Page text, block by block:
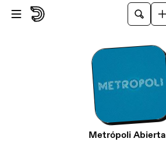
Saltar al contenido principal
Metrópoli Abierta